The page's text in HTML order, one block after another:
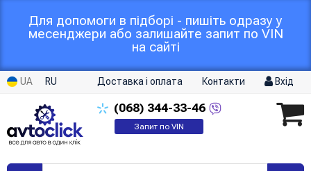
Для допомоги в підборі - пишіть одразу у
месенджери або залишайте запит по VIN
на сайті
UA RU Доставка і оплата Контакти Вхід
(068) 344-33-46
Запит по VIN